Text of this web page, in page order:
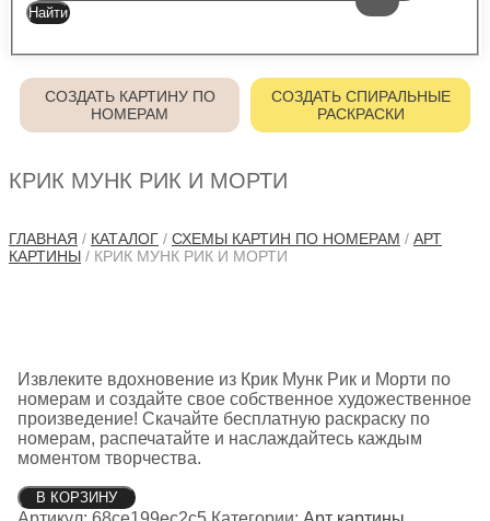
СОЗДАТЬ КАРТИНУ ПО
НОМЕРАМ
СОЗДАТЬ СПИРАЛЬНЫЕ
РАСКРАСКИ
КРИК МУНК РИК И МОРТИ
ГЛАВНАЯ / КАТАЛОГ / СХЕМЫ КАРТИН ПО НОМЕРАМ / АРТ
КАРТИНЫ / КРИК МУНК РИК И МОРТИ
Извлеките вдохновение из Крик Мунк Рик и Морти по
номерам и создайте свое собственное художественное
произведение! Скачайте бесплатную раскраску по
номерам, распечатайте и наслаждайтесь каждым
моментом творчества.
Количество
товара
В КОРЗИНУ